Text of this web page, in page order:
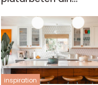
fastighet
inspiration